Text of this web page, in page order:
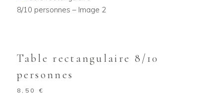
Table rectangulaire 8/10
personnes
8,50 €